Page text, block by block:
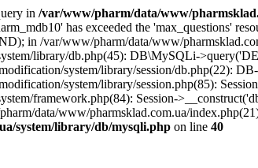
in /var/www/pharm/data/www/
has exceeded the 'max_questions'
in /var/www/pharm/data/www/
library/db.php(45): DB\MySQLi-
system/library/session/db.php(22):
system/library/session.php(85):
framework.php(84): Session-
data/www/pharmsklad.com.ua/
system/library/db/mysqli.php on line 40